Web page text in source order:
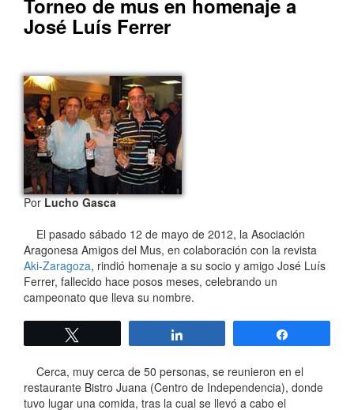
Torneo de mus en homenaje a
José Luís Ferrer
PorLucho Gasca
El pasado sábado 12 de mayo de 2012, la Asociación
Aragonesa Amigos del Mus, en colaboración con la revista
Aki-Zaragoza, rindió homenaje a su socio y amigo José Luís
Ferrer, fallecido hace posos meses, celebrando un
campeonato que lleva su nombre.
Cerca, muy cerca de 50 personas, se reunieron en el
restaurante Bistro Juana (Centro de Independencia), donde
tuvo lugar una comida, tras la cual se llevó a cabo el